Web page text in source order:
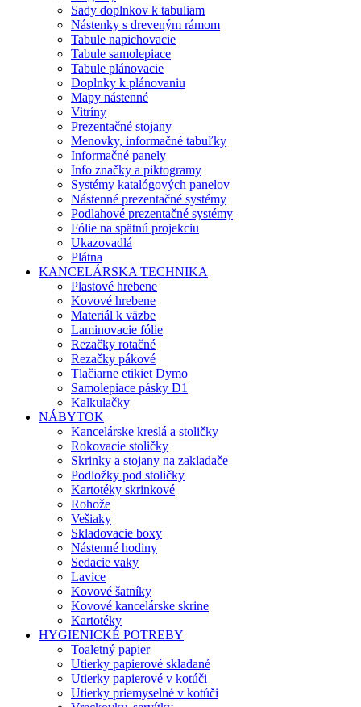
Sady doplnkov k tabuliam
Nástenky s dreveným rámom
Tabule napichovacie
Tabule samolepiace
Tabule plánovacie
Doplnky k plánovaniu
Mapy nástenné
Vitríny
Prezentačné stojany
Menovky, informačné tabuľky
Informačné panely
Info značky a piktogramy
Systémy katalógových panelov
Nástenné prezentačné systémy
Podlahové prezentačné systémy
Fólie na spätnú projekciu
Ukazovadlá
Plátna
KANCELÁRSKA TECHNIKA
Plastové hrebene
Kovové hrebene
Materiál k väzbe
Laminovacie fólie
Rezačky rotačné
Rezačky pákové
Tlačiarne etikiet Dymo
Samolepiace pásky D1
Kalkulačky
NÁBYTOK
Kancelárske kreslá a stoličky
Rokovacie stoličky
Skrinky a stojany na zakladače
Podložky pod stoličky
Kartotéky skrinkové
Rohože
Vešiaky
Skladovacie boxy
Nástenné hodiny
Sedacie vaky
Lavice
Kovové šatníky
Kovové kancelárske skrine
Kartotéky
HYGIENICKÉ POTREBY
Toaletný papier
Utierky papierové skladané
Utierky papierové v kotúči
Utierky priemyselné v kotúči